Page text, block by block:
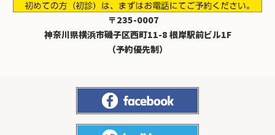
〒235-0007
神奈川県横浜市磯子区西町11-8 根岸駅前ビル1F
（予約優先制）